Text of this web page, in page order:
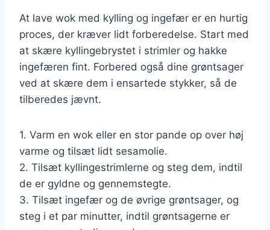
At lave wok med kylling og ingefær er en hurtig
proces, der kræver lidt forberedelse. Start med
at skære kyllingebrystet i strimler og hakke
ingefæren fint. Forbered også dine grøntsager
ved at skære dem i ensartede stykker, så de
tilberedes jævnt.
1. Varm en wok eller en stor pande op over høj
varme og tilsæt lidt sesamolie.
2. Tilsæt kyllingestrimlerne og steg dem, indtil
de er gyldne og gennemstegte.
3. Tilsæt ingefær og de øvrige grøntsager, og
steg i et par minutter, indtil grøntsagerne er